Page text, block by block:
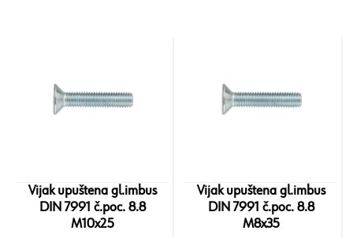
Vijak upuštena gl.imbus
DIN 7991 č.poc. 8.8
M10x25
Vijak upuštena gl.imbus
DIN 7991 č.poc. 8.8
M8x35